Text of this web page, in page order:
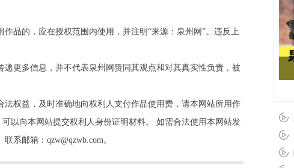
品的，应在授权范围内使用，并注明“来源：泉州网”。违反上
更多信息，并不代表泉州网赞同其观点和对其真实性负责，被
权益，及时准确地向权利人支付作品使用费，请本网站所用作
以向本网站提交权利人身份证明材料。 如需合法使用本网站发
系邮箱：qzw@qzwb.com。